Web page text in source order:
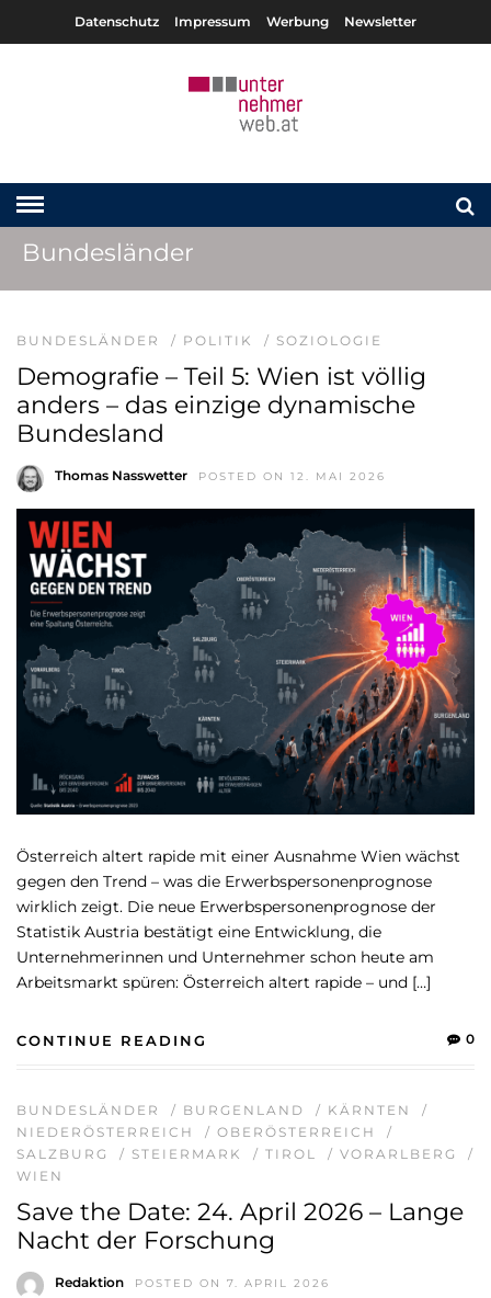
Datenschutz Impressum Werbung Newsletter
Bundesländer
BUNDESLÄNDER / POLITIK / SOZIOLOGIE
Demografie – Teil 5: Wien ist völlig
anders – das einzige dynamische
Bundesland
Thomas Nasswetter POSTED ON 12. MAI 2026
Österreich altert rapide mit einer Ausnahme Wien wächst
gegen den Trend – was die Erwerbspersonenprognose
wirklich zeigt. Die neue Erwerbspersonenprognose der
Statistik Austria bestätigt eine Entwicklung, die
Unternehmerinnen und Unternehmer schon heute am
Arbeitsmarkt spüren: Österreich altert rapide – und […]
CONTINUE READING 0
BUNDESLÄNDER / BURGENLAND / KÄRNTEN
/
NIEDERÖSTERREICH
/ OBERÖSTERREICH
/
SALZBURG
/ STEIERMARK / TIROL / VORARLBERG
/
WIEN
Save the Date: 24. April 2026 – Lange
Nacht der Forschung
Redaktion POSTED ON 7. APRIL 2026